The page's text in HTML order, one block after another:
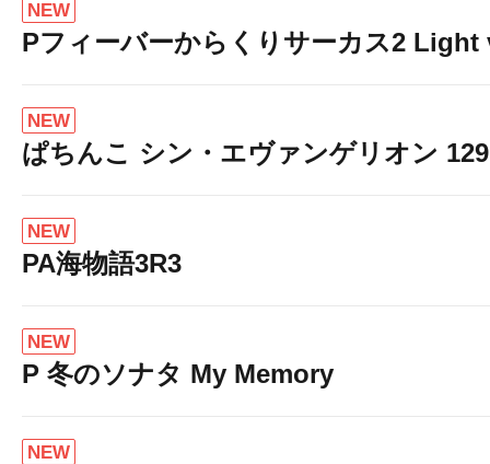
NEW
Pフィーバーからくりサーカス2 Light
NEW
ぱちんこ シン・エヴァンゲリオン
NEW
PA海物語3R3
NEW
P 冬のソナタ My Memory
NEW